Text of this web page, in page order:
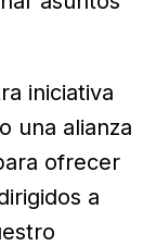
iniciativa
una alianza
ofrecer
a